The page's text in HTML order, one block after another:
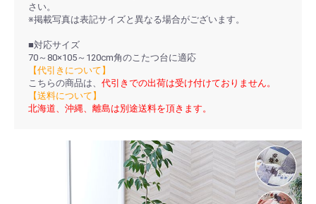
さい。
※掲載写真は表記サイズと異なる場合がございます。
■対応サイズ
70～80×105～120cm角のこたつ台に適応
【代引きについて】
こちらの商品は、 代引きでの出荷は受け付けておりません。
【送料について】
北海道、沖縄、離島は別途送料を頂きます。